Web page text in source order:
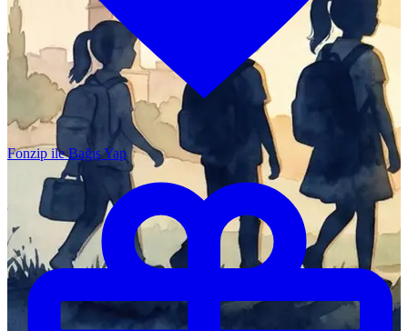
Fonzip ile Bağış Yap